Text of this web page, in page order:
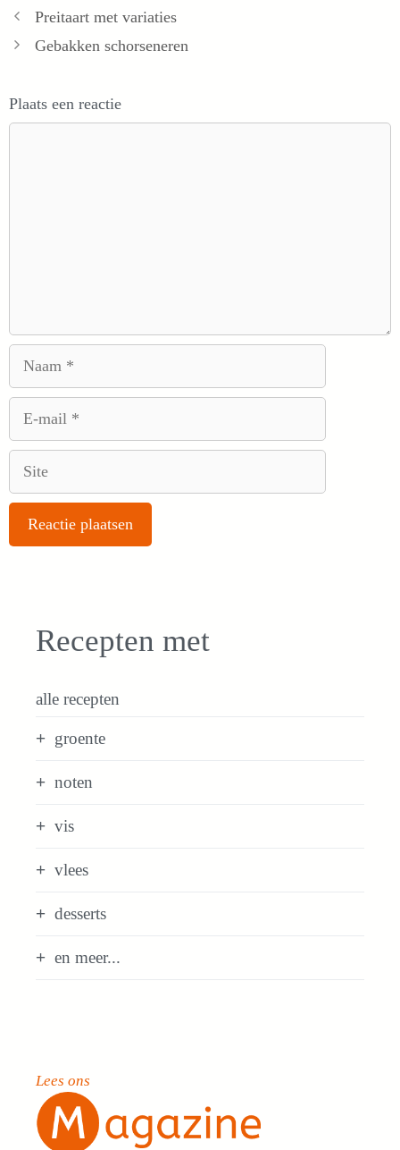
Preitaart met variaties
Gebakken schorseneren
Plaats een reactie
Recepten met
alle recepten
groente
noten
vis
vlees
desserts
en meer...
Lees ons